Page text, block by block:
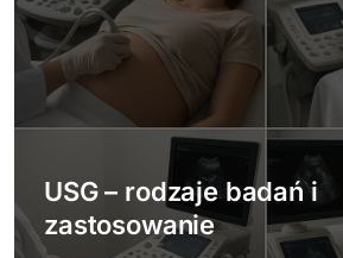
w
i
USG – rodzaje badań i
zastosowanie